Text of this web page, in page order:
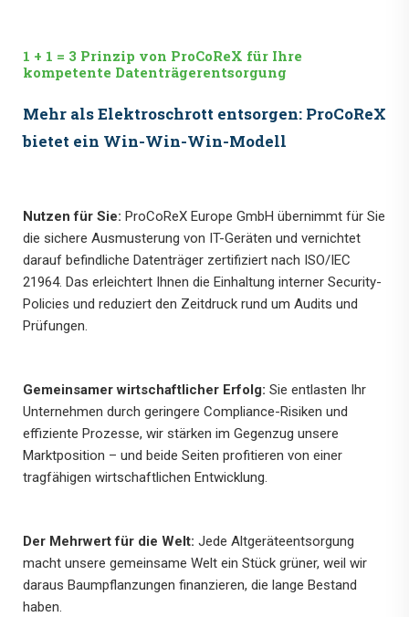
1 + 1 = 3 Prinzip von ProCoReX für Ihre
kompetente Datenträgerentsorgung
Mehr als Elektroschrott entsorgen: ProCoReX
bietet ein Win-Win-Win-Modell
Nutzen für Sie: ProCoReX Europe GmbH übernimmt für Sie
die sichere Ausmusterung von IT-Geräten und vernichtet
darauf befindliche Datenträger zertifiziert nach ISO/IEC
21964. Das erleichtert Ihnen die Einhaltung interner Security-
Policies und reduziert den Zeitdruck rund um Audits und
Prüfungen.
Gemeinsamer wirtschaftlicher Erfolg: Sie entlasten Ihr
Unternehmen durch geringere Compliance-Risiken und
effiziente Prozesse, wir stärken im Gegenzug unsere
Marktposition – und beide Seiten profitieren von einer
tragfähigen wirtschaftlichen Entwicklung.
Der Mehrwert für die Welt: Jede Altgeräteentsorgung
macht unsere gemeinsame Welt ein Stück grüner, weil wir
daraus Baumpflanzungen finanzieren, die lange Bestand
haben.